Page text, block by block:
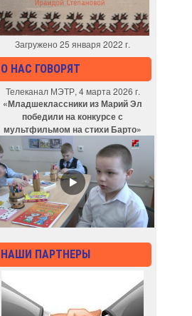
Загружено 25 января 2022 г.
О НАС ГОВОРЯТ
Телеканал МЭТР, 4 марта 2026 г.
«Младшеклассники из Марий Эл
победили на конкурсе с
мультфильмом на стихи Барто»
НАШИ ПАРТНЕРЫ